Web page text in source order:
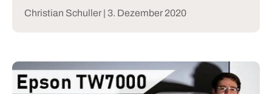
Christian Schuller | 3. Dezember 2020